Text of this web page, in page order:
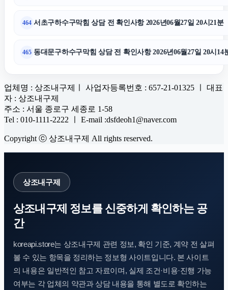
464 서초구하수구막힘 상담 전 확인사항 2026년06월27일 20시21분
465 동대문구하수구막힘 상담 전 확인사항 2026년06월27일 20시14
업체명 : 상조내구제ㅣ 사업자등록번호 : 657-21-01325 ㅣ 대표
자 : 상조내구제
주소 : 서울 종로구 세종로 1-58
Tel : 010-1111-2222 ㅣ E-mail :dsfdeoh1@naver.com
Copyright ⓒ 상조내구제 All rights reserved.
상조내구제
상조내구제 정보를 신중하게 확인하는 공
간
koreapi.store는 상조내구제 관련 정보, 확인 기준, 계약 전 살펴
볼 수 있는 항목을 정리하는 정보형 사이트입니다. 본 사이트
의 내용은 일반적인 참고 자료이며, 실제 조건·비용·진행 가능
여부는 각 업체의 약관과 상담 내용을 통해 별도로 확인하는